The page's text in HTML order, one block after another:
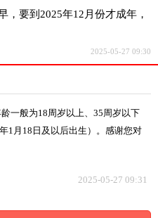
，要到2025年12月份才成年，
2025-05-27 09:30
一般为18周岁以上、35周岁以下
1月18日及以后出生）。感谢您对
2025-05-27 09:31